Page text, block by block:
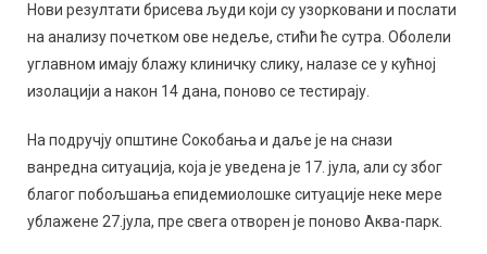
Нови резултати брисева људи који су узорковани и послати
на анализу почетком ове недеље, стићи ће сутра. Оболели
углавном имају блажу клиничку слику, налазе се у кућној
изолацији а након 14 дана, поново се тестирају.
На подручју општине Сокобања и даље је на снази
ванредна ситуација, која је уведена је 17. јула, али су због
благог побољшања епидемиолошке ситуације неке мере
ублажене 27.јула, пре свега отворен је поново Аква-парк.